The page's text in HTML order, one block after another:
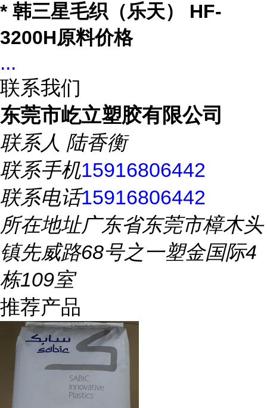
* 韩三星毛织（乐天） HF-
3200H原料价格
...
联系我们
东莞市屹立塑胶有限公司
联系人 陆香衡
联系手机15916806442
联系电话15916806442
所在地址广东省东莞市樟木头
镇先威路68号之一塑金国际4
栋109室
推荐产品